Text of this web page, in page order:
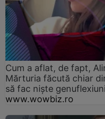
Cum a aflat, de fapt,
Mărturia făcută chiar
să fac niște
www.wowbiz.ro